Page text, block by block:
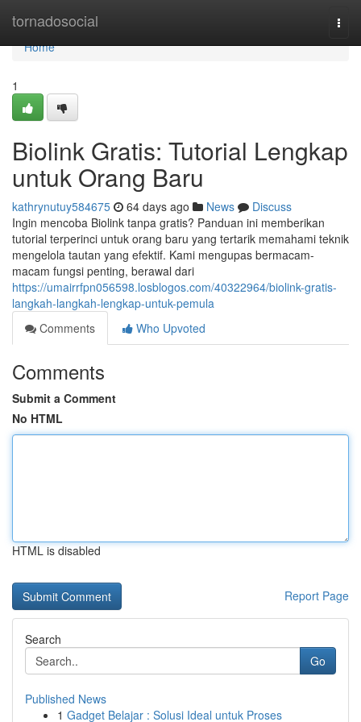
tornadosocial
Home
Home
1
Biolink Gratis: Tutorial Lengkap
untuk Orang Baru
kathrynutuy584675 64 days ago News
Discuss
Ingin mencoba Biolink tanpa gratis? Panduan ini memberikan
tutorial terperinci untuk orang baru yang tertarik memahami teknik
mengelola tautan yang efektif. Kami mengupas bermacam-
macam fungsi penting, berawal dari
https://umairrfpn056598.losblogos.com/40322964/biolink-gratis-
langkah-langkah-lengkap-untuk-pemula
Comments
Who Upvoted
Comments
Submit a Comment
No HTML
HTML is disabled
Report Page
Search
Go
Published News
1 Gadget Belajar : Solusi Ideal untuk Proses